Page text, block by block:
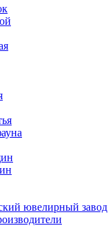
ювелирный завод